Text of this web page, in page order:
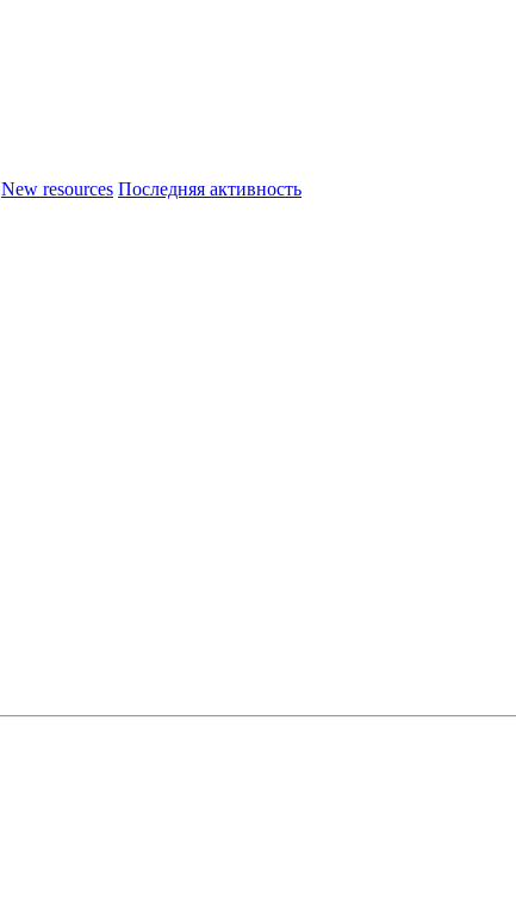
New resources Последняя активность